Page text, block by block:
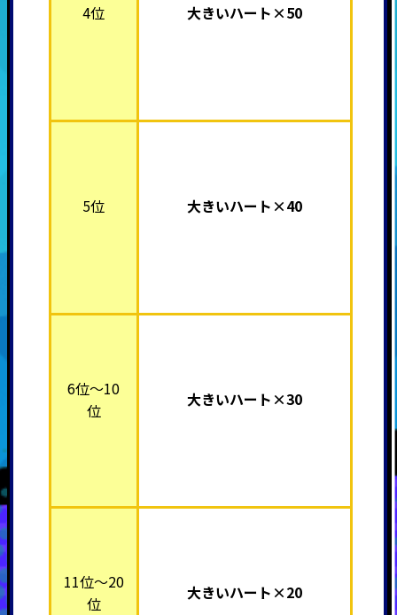
4位 大きいハート×50
5位 大きいハート×40
6位～10
位
大きいハート×30
11位～20
位
大きいハート×20